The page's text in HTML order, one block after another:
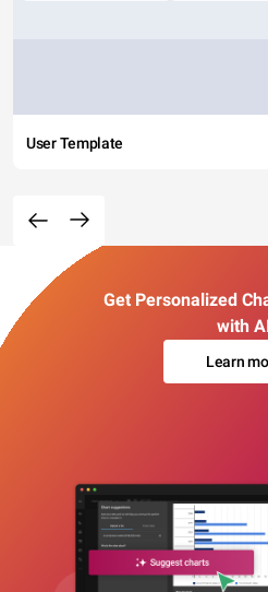
User Template
Get Personalized
with
Learn